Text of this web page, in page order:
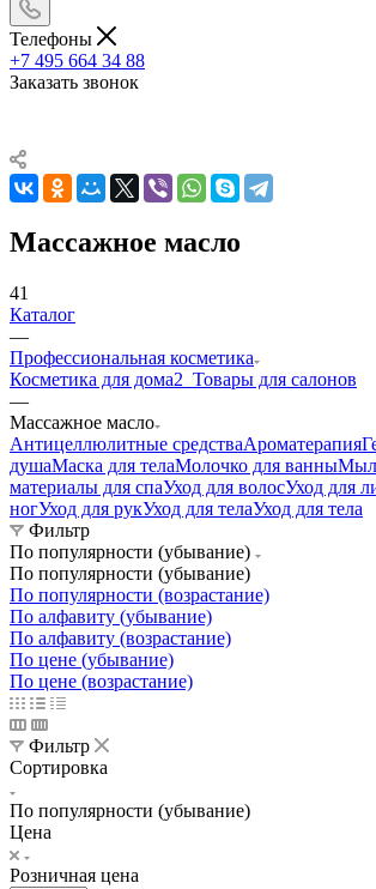
Телефоны
+7 495 664 34 88
Заказать звонок
Массажное масло
41
Каталог
—
Профессиональная косметика
Косметика для дома2_Товары для салонов
—
Массажное масло
Антицеллюлитные средстваАроматерапия
душаМаска для телаМолочко для ванны
материалы для спаУход для волосУход для
ногУход для рукУход для телаУход для тела
Фильтр
По популярности (убывание)
По популярности (убывание)
По популярности (возрастание)
По алфавиту (убывание)
По алфавиту (возрастание)
По цене (убывание)
По цене (возрастание)
Фильтр
Сортировка
По популярности (убывание)
Цена
Розничная цена